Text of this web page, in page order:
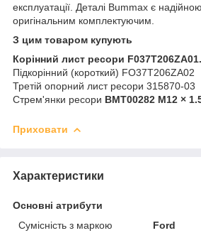
експлуатації. Деталі Bummax є
оригінальним комплектуючим.
З цим товаром купують
Корінний лист ресори F037T206ZA01.
Підкорінний (короткий) FO37T206ZA02
Третій опорний лист ресори 315870-03
Стрем'янки ресори BMT00282 M12 ×
Приховати
Характеристики
Основні атрибути
Сумісність з маркою
Ford